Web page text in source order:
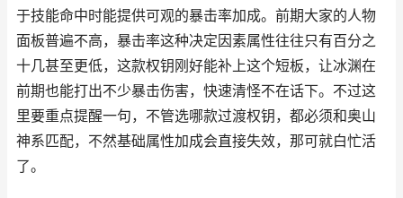
于技能命中时能提供可观的暴击率加成。前期大家的人物
面板普遍不高，暴击率这种决定因素属性往往只有百分之
十几甚至更低，这款权钥刚好能补上这个短板，让冰渊在
前期也能打出不少暴击伤害，快速清怪不在话下。不过这
里要重点提醒一句，不管选哪款过渡权钥，都必须和奥山
神系匹配，不然基础属性加成会直接失效，那可就白忙活
了。